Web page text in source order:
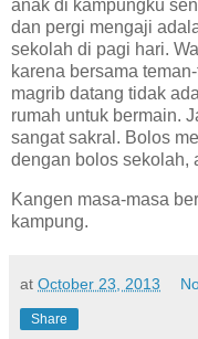
anak di kampungku
dan pergi mengaji
sekolah di pagi hari.
karena bersama
magrib datang tidak
rumah untuk bermain.
sangat sakral. Bolos
dengan bolos sekolah,
Kangen masa-masa
kampung.
at October 23, 2013
Share